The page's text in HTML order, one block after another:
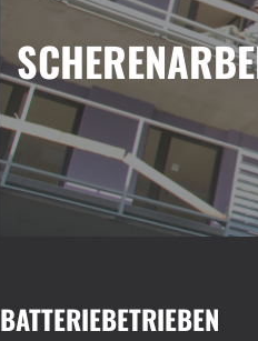
BATTERIEBETRIEBEN